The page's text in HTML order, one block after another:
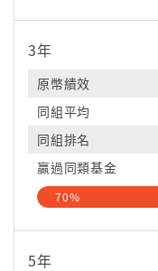
3年
原幣績效
同組平均
同組排名
贏過同類基金
70%
5年